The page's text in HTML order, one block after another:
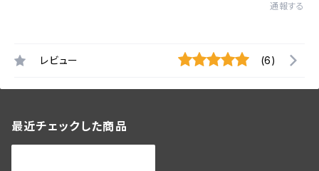
通報する
レビュー (6)
最近チェックした商品